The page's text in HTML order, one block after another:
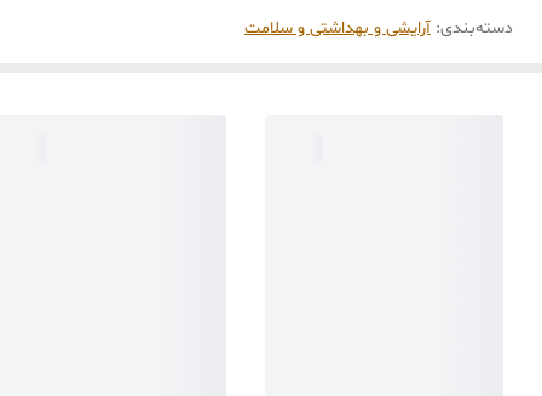
دسته‌بندی: آرایشی و بهداشتی و سلامت